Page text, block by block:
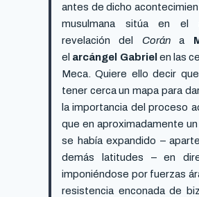
antes de dicho
musulmana sitúa en el
revelación del Corána
el arcángel Gabriel en las
Meca. Quiere ello decir
tener cerca un mapa para
la importancia del proceso
que en aproximadamente
se había expandido –
demás latitudes – en
imponiéndose por fuerzas
resistencia enconada de